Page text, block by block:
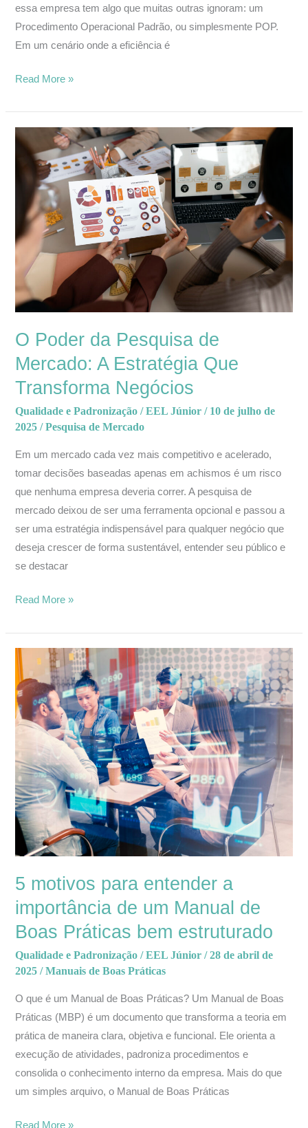
essa empresa tem algo que muitas outras ignoram: um
Procedimento Operacional Padrão, ou simplesmente POP.
Em um cenário onde a eficiência é
Read More »
O Poder da Pesquisa de
Mercado: A Estratégia Que
Transforma Negócios
Qualidade e Padronização /EEL Júnior/ 10 de julho de
2025/Pesquisa de Mercado
Em um mercado cada vez mais competitivo e acelerado,
tomar decisões baseadas apenas em achismos é um risco
que nenhuma empresa deveria correr. A pesquisa de
mercado deixou de ser uma ferramenta opcional e passou a
ser uma estratégia indispensável para qualquer negócio que
deseja crescer de forma sustentável, entender seu público e
se destacar
O
Poder
Pesquisa
Mercado:
A
Estratégia
Que
Transforma
Read More »
5 motivos para entender a
importância de um Manual de
Boas Práticas bem estruturado
Qualidade e Padronização /EEL Júnior/28 de abril de
2025/Manuais de Boas Práticas
O que é um Manual de Boas Práticas? Um Manual de Boas
Práticas (MBP) é um documento que transforma a teoria em
prática de maneira clara, objetiva e funcional. Ele orienta a
execução de atividades, padroniza procedimentos e
consolida o conhecimento interno da empresa. Mais do que
um simples arquivo, o Manual de Boas Práticas
5
motivos
para
entender
importância
de
um
Manual
de
Boas
bem
estruturado
Read More »